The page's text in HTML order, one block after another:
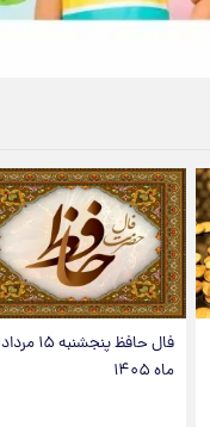
فال حافظ پنجشنبه ۱۵ مرداد
ماه ۱۴۰۵